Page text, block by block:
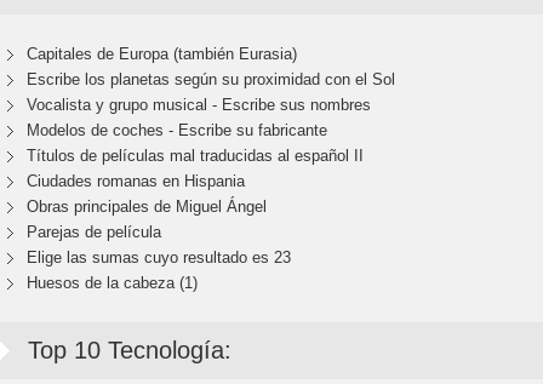
Capitales de Europa (también Eurasia)
Escribe los planetas según su proximidad con el Sol
Vocalista y grupo musical - Escribe sus nombres
Modelos de coches - Escribe su fabricante
Títulos de películas mal traducidas al español II
Ciudades romanas en Hispania
Obras principales de Miguel Ángel
Parejas de película
Elige las sumas cuyo resultado es 23
Huesos de la cabeza (1)
Top 10 Tecnología: